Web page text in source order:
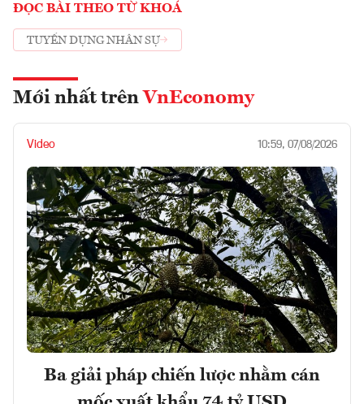
ĐỌC BÀI THEO TỪ KHOÁ
TUYỂN DỤNG NHÂN SỰ
Mới nhất trên VnEconomy
Video 10:59, 07/08/2026
Ba giải pháp chiến lược nhằm cán